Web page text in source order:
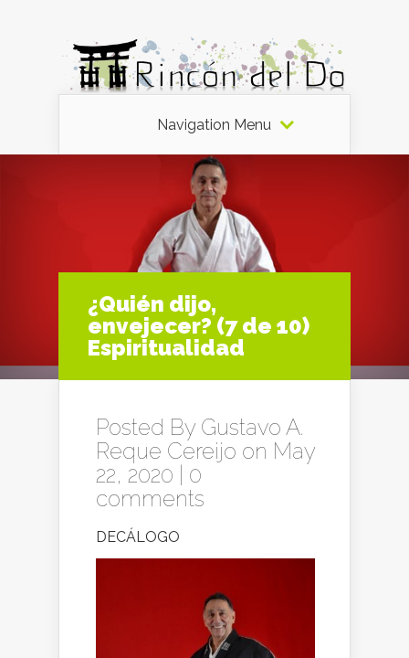
Navigation Menu
¿Quién dijo,
envejecer? (7 de 10)
Espiritualidad
Posted By Gustavo A.
Reque Cereijo on May
22, 2020 | 0
comments
DECÁLOGO